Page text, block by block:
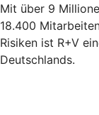
Mit über 9
18.400
Risiken ist R+V
Deutschlands.